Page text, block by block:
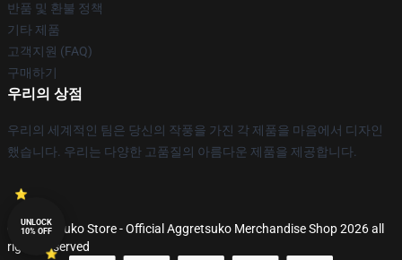
반품 및 환불 정책
기타 제품
고객지원 (FAQ)
구매하기
우리의 상점
우리의 세계적인 팀은 당신의 작풍을 가진 각 제품을 마음에서 디자인
했습니다. 우리는 다양한 고품질의 아름다운 제품을 제공합니다.
© Aggretsuko Store - Official Aggretsuko Merchandise Shop 2026 all
rights reserved
UNLOCK
10% OFF